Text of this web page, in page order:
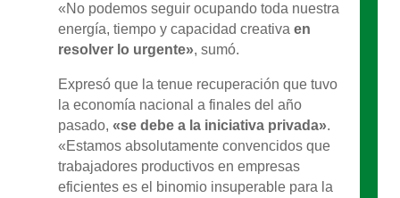
«No podemos seguir ocupando toda nuestra
energía, tiempo y capacidad creativa en
resolver lo urgente», sumó.
Expresó que la tenue recuperación que tuvo
la economía nacional a finales del año
pasado, «se debe a la iniciativa privada».
«Estamos absolutamente convencidos que
trabajadores productivos en empresas
eficientes es el binomio insuperable para la